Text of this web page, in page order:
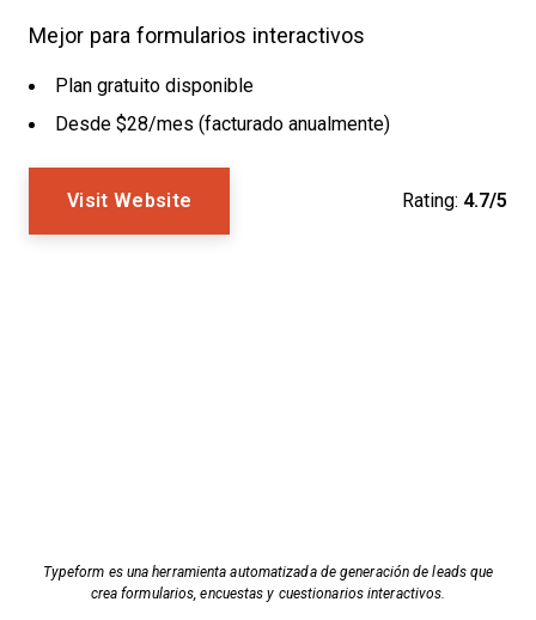
Mejor para formularios interactivos
Plan gratuito disponible
Desde $28/mes (facturado anualmente)
Visit Website Rating: 4.7/5
Typeform es una herramienta automatizada de generación de leads que
crea formularios, encuestas y cuestionarios interactivos.